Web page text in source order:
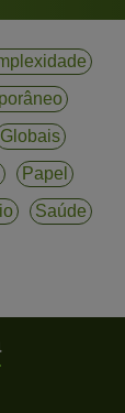
Globais
Papel
Saúde